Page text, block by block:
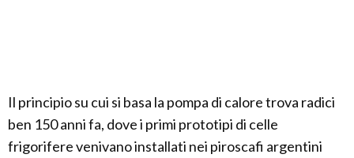
Il principio su cui si basa la pompa di calore trova radici
ben 150 anni fa, dove i primi prototipi di celle
frigorifere venivano installati nei piroscafi argentini